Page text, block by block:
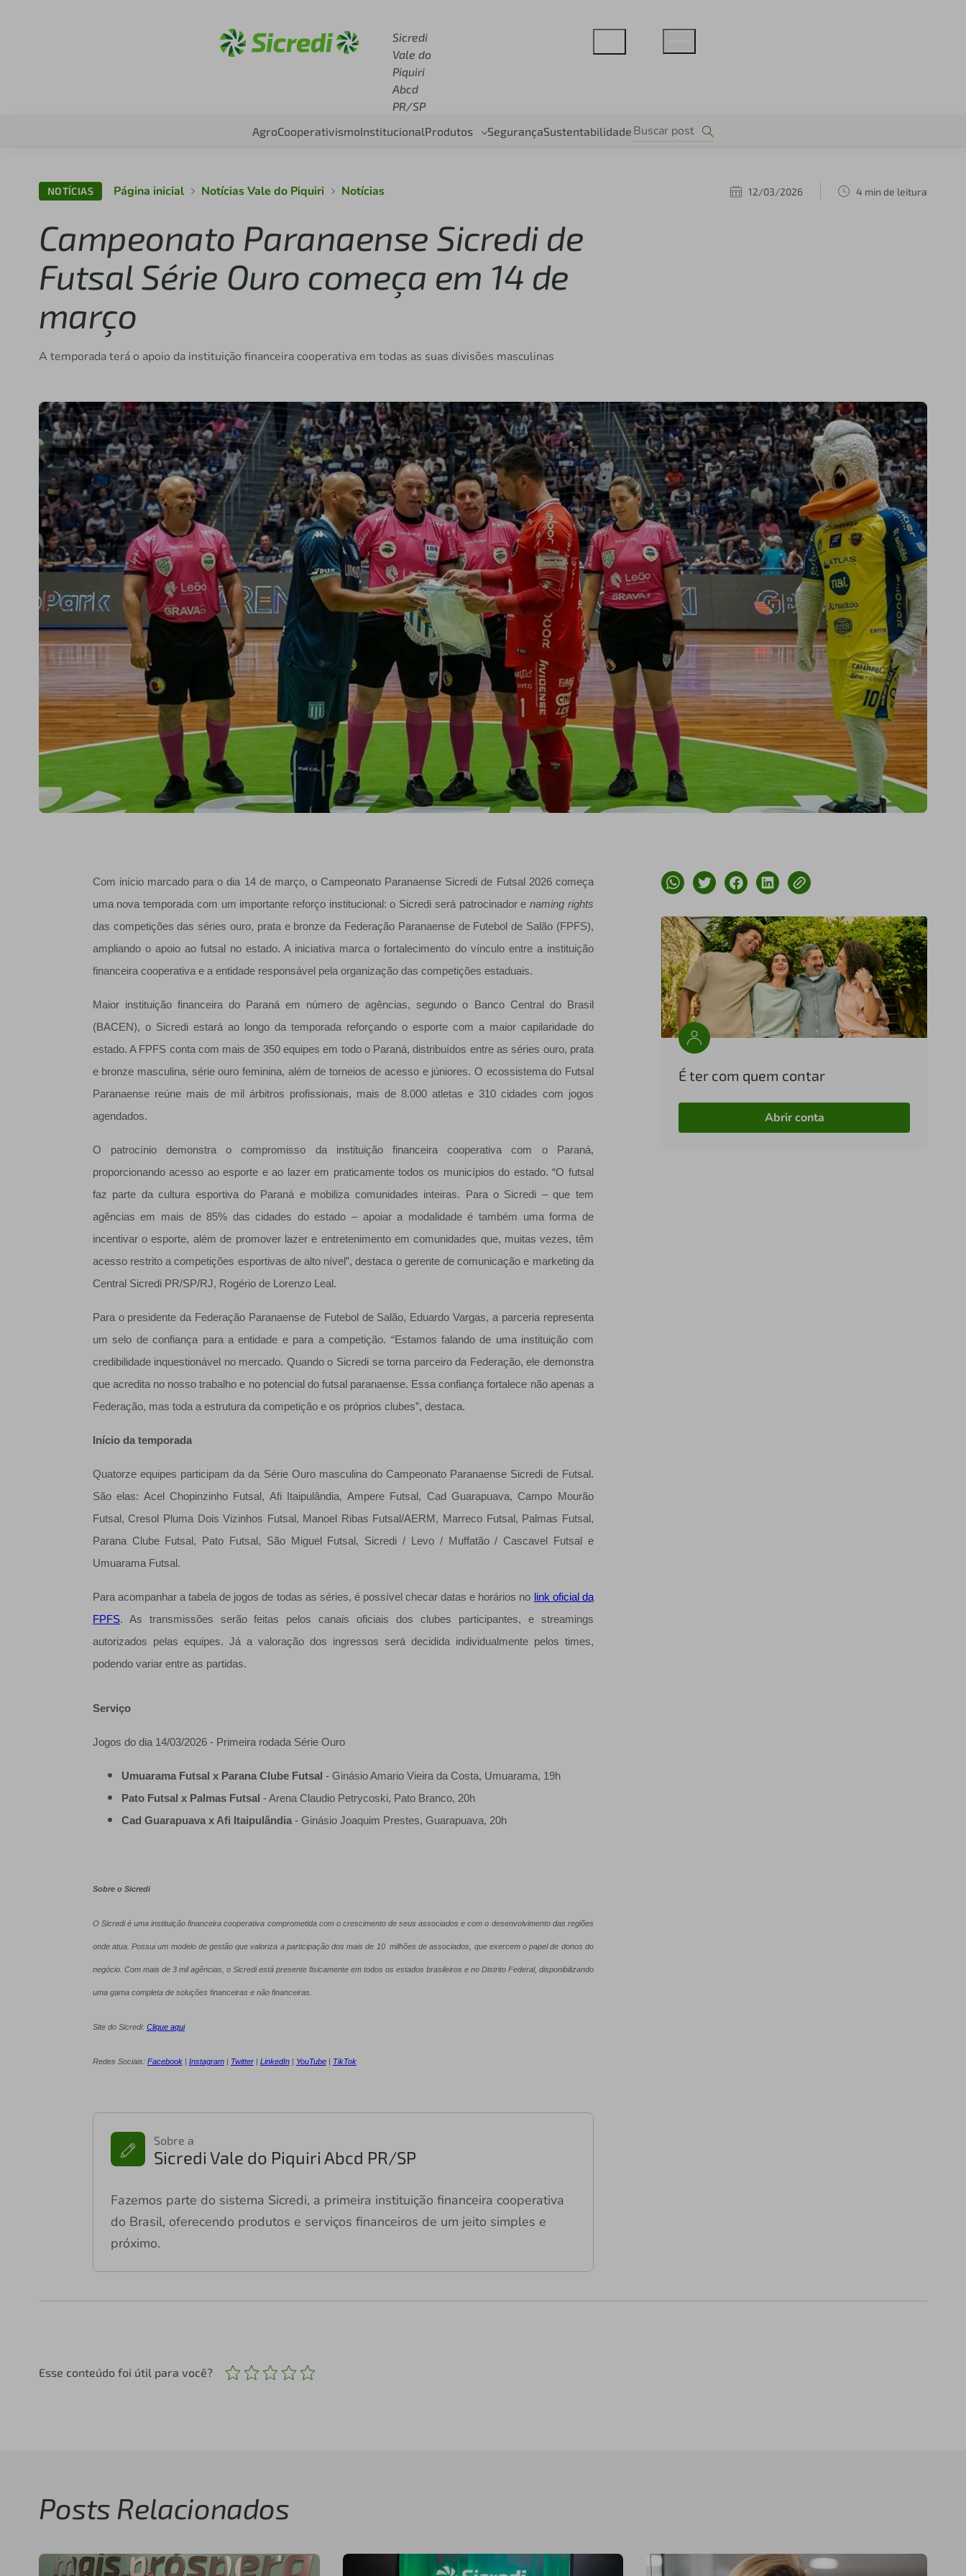
Sicredi
Vale do
Piquiri
Abcd
PR/SP
AgroCooperativismoInstitucionalProdutos SegurançaSustentabilidade
NOTÍCIAS Página inicial Notícias Vale do Piquiri Notícias 12/03/2026 4 min de leitura
Campeonato Paranaense Sicredi de
Futsal Série Ouro começa em 14 de
março
A temporada terá o apoio da instituição financeira cooperativa em todas as suas divisões masculinas
Com início marcado para o dia 14 de março, o Campeonato Paranaense Sicredi de Futsal 2026 começa
uma nova temporada com um importante reforço institucional: o Sicredi será patrocinador enaming rights
das competições das séries ouro, prata e bronze da Federação Paranaense de Futebol de Salão (FPFS),
ampliando o apoio ao futsal no estado. A iniciativa marca o fortalecimento do vínculo entre a instituição
financeira cooperativa e a entidade responsável pela organização das competições estaduais.
Maior instituição financeira do Paraná em número de agências, segundo o Banco Central do Brasil
(BACEN), o Sicredi estará ao longo da temporada reforçando o esporte com a maior capilaridade do
estado. A FPFS conta com mais de 350 equipes em todo o Paraná, distribuídos entre as séries ouro, prata
e bronze masculina, série ouro feminina, além de torneios de acesso e júniores. O ecossistema do Futsal
Paranaense reúne mais de mil árbitros profissionais, mais de 8.000 atletas e 310 cidades com jogos
agendados.
O patrocínio demonstra o compromisso da instituição financeira cooperativa com o Paraná,
proporcionando acesso ao esporte e ao lazer em praticamente todos os municípios do estado. “O futsal
faz parte da cultura esportiva do Paraná e mobiliza comunidades inteiras. Para o Sicredi – que tem
agências em mais de 85% das cidades do estado – apoiar a modalidade é também uma forma de
incentivar o esporte, além de promover lazer e entretenimento em comunidades que, muitas vezes, têm
acesso restrito a competições esportivas de alto nível”, destaca o gerente de comunicação e marketing da
Central Sicredi PR/SP/RJ, Rogério de Lorenzo Leal.
Para o presidente da Federação Paranaense de Futebol de Salão, Eduardo Vargas, a parceria representa
um selo de confiança para a entidade e para a competição. “Estamos falando de uma instituição com
credibilidade inquestionável no mercado. Quando o Sicredi se torna parceiro da Federação, ele demonstra
que acredita no nosso trabalho e no potencial do futsal paranaense. Essa confiança fortalece não apenas a
Federação, mas toda a estrutura da competição e os próprios clubes”, destaca.
Início da temporada
Quatorze equipes participam da da Série Ouro masculina do Campeonato Paranaense Sicredi de Futsal.
São elas: Acel Chopinzinho Futsal, Afi Itaipulândia, Ampere Futsal, Cad Guarapuava, Campo Mourão
Futsal, Cresol Pluma Dois Vizinhos Futsal, Manoel Ribas Futsal/AERM, Marreco Futsal, Palmas Futsal,
Parana Clube Futsal, Pato Futsal, São Miguel Futsal, Sicredi / Levo / Muffatão / Cascavel Futsal e
Umuarama Futsal.
Para acompanhar a tabela de jogos de todas as séries, é possível checar datas e horários no link oficial da
FPFS. As transmissões serão feitas pelos canais oficiais dos clubes participantes, e streamings
autorizados pelas equipes. Já a valoração dos ingressos será decidida individualmente pelos times,
podendo variar entre as partidas.
Serviço
Jogos do dia 14/03/2026 - Primeira rodada Série Ouro
Umuarama Futsal x Parana Clube Futsal - Ginásio Amario Vieira da Costa, Umuarama, 19h
Pato Futsal x Palmas Futsal - Arena Claudio Petrycoski, Pato Branco, 20h
Cad Guarapuava x Afi Itaipulândia- Ginásio Joaquim Prestes, Guarapuava, 20h
Sobre o Sicredi
O Sicredi é uma instituição financeira cooperativa comprometida com o crescimento de seus associados e com o desenvolvimento das regiões
onde atua. Possui um modelo de gestão que valoriza a participação dos mais de 10 milhões de associados, que exercem o papel de donos do
negócio. Com mais de 3 mil agências, o Sicredi está presente fisicamente em todos os estados brasileiros e no Distrito Federal, disponibilizando
uma gama completa de soluções financeiras e não financeiras.
Site do Sicredi: Clique aqui
Redes Sociais: Facebook| Instagram| Twitter| LinkedIn| YouTube| TikTok
Sobre a
Sicredi Vale do Piquiri Abcd PR/SP
Fazemos parte do sistema Sicredi, a primeira instituição financeira cooperativa
do Brasil, oferecendo produtos e serviços financeiros de um jeito simples e
próximo.
É ter com quem contar
Abrir conta
Esse conteúdo foi útil para você?
Posts Relacionados